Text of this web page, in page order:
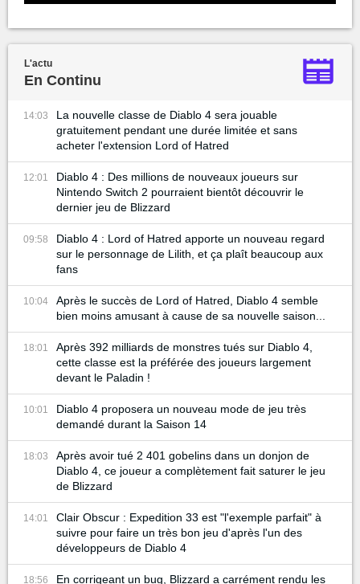
L'actu
En Continu
14:03
La nouvelle classe de Diablo 4 sera jouable
gratuitement pendant une durée limitée et sans
acheter l'extension Lord of Hatred
12:01
Diablo 4 : Des millions de nouveaux joueurs sur
Nintendo Switch 2 pourraient bientôt découvrir le
dernier jeu de Blizzard
09:58
Diablo 4 : Lord of Hatred apporte un nouveau regard
sur le personnage de Lilith, et ça plaît beaucoup aux
fans
10:04
Après le succès de Lord of Hatred, Diablo 4 semble
bien moins amusant à cause de sa nouvelle saison...
18:01
Après 392 milliards de monstres tués sur Diablo 4,
cette classe est la préférée des joueurs largement
devant le Paladin !
10:01
Diablo 4 proposera un nouveau mode de jeu très
demandé durant la Saison 14
18:03
Après avoir tué 2 401 gobelins dans un donjon de
Diablo 4, ce joueur a complètement fait saturer le jeu
de Blizzard
14:01
Clair Obscur : Expedition 33 est "l'exemple parfait" à
suivre pour faire un très bon jeu d'après l'un des
développeurs de Diablo 4
18:56
En corrigeant un bug, Blizzard a carrément rendu les